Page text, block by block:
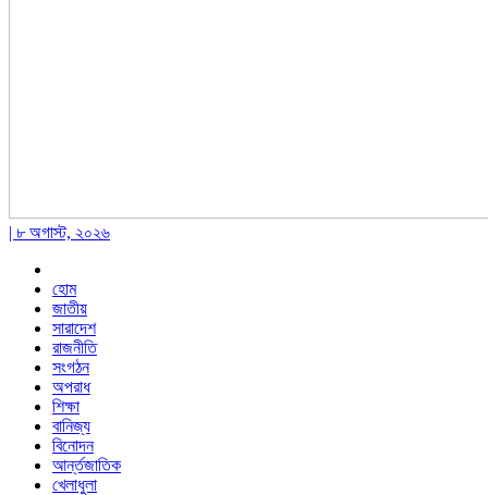
| ৮ অগাস্ট, ২০২৬
হোম
জাতীয়
সারাদেশ
রাজনীতি
সংগঠন
অপরাধ
শিক্ষা
বানিজ্য
বিনোদন
আর্ন্তজাতিক
খেলাধুলা